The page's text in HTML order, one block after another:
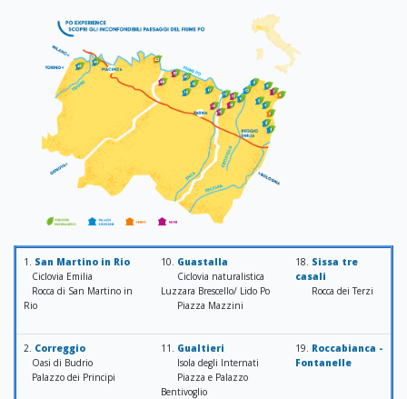
1.
San Martino in Rio
Ciclovia Emilia
Rocca di San Martino in
Rio
10. Guastalla
Ciclovia naturalistica
Luzzara Brescello/ Lido Po
Piazza Mazzini
18. Sissa tre
casali
Rocca dei Terzi
2. Correggio
Oasi di Budrio
Palazzo dei Principi
11.
Gualtieri
Isola degli Internati
Piazza e Palazzo
Bentivoglio
19. Roccabianca -
Fontanelle